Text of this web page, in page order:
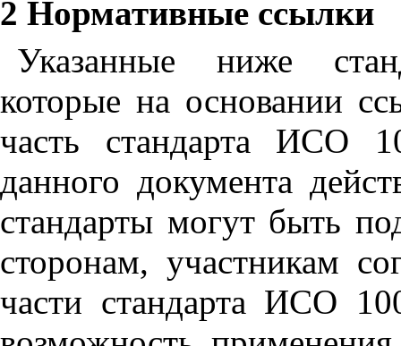
2 Нормативные ссылки
Указанные ниже
которые на основании
часть стандарта ИСО
данного документа
стандарты могут быть
сторонам, участникам
части стандарта ИСО